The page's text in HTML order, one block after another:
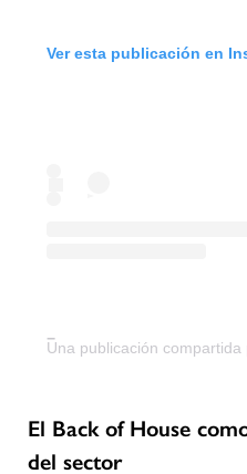
Ver esta publicación en
Una publicación compartida
El Back of House
del sector